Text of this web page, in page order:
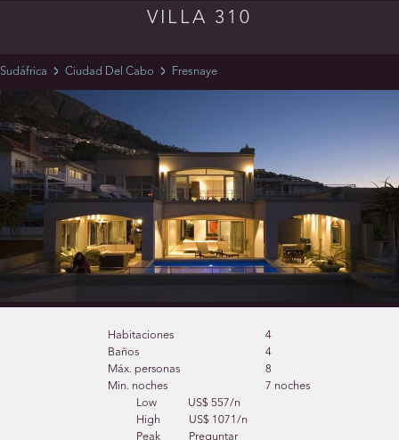
VILLA 310
Sudáfrica Ciudad Del Cabo Fresnaye
Habitaciones
4
Baños
4
Máx. personas
8
Min. noches
7 noches
Low
US$ 557/n
High
US$ 1071/n
Peak
Preguntar